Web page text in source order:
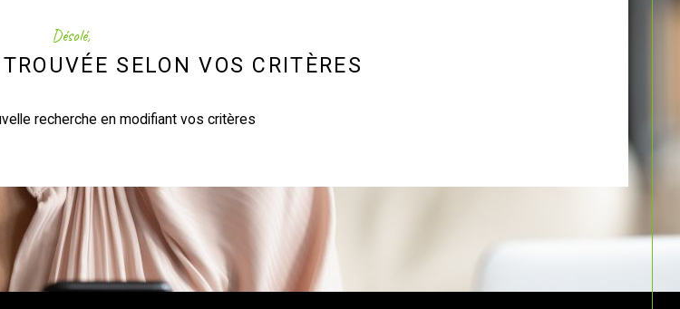
Désolé,
SELON VOS CRITÈRES
recherche en modifiant vos critères